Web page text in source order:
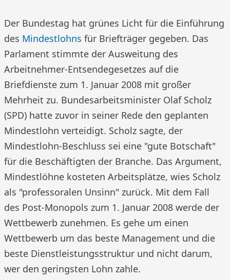
Der Bundestag hat grünes Licht für die Einführung
des Mindestlohns für Briefträger gegeben. Das
Parlament stimmte der Ausweitung des
Arbeitnehmer-Entsendegesetzes auf die
Briefdienste zum 1. Januar 2008 mit großer
Mehrheit zu. Bundesarbeitsminister Olaf Scholz
(SPD) hatte zuvor in seiner Rede den geplanten
Mindestlohn verteidigt. Scholz sagte, der
Mindestlohn-Beschluss sei eine "gute Botschaft"
für die Beschäftigten der Branche. Das Argument,
Mindestlöhne kosteten Arbeitsplätze, wies Scholz
als "professoralen Unsinn" zurück. Mit dem Fall
des Post-Monopols zum 1. Januar 2008 werde der
Wettbewerb zunehmen. Es gehe um einen
Wettbewerb um das beste Management und die
beste Dienstleistungsstruktur und nicht darum,
wer den geringsten Lohn zahle.